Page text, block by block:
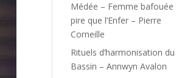
Médée – Femme bafouée
pire que l’Enfer – Pierre
Corneille
Rituels d’harmonisation du
Bassin – Annwyn Avalon